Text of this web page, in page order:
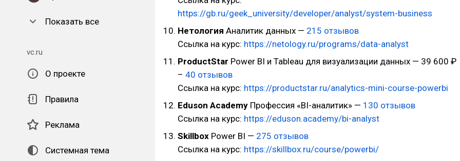
Показать все
vc.ru
О проекте
Правила
Реклама
Системная тема
https://gb.ru/geek_university/developer/analyst/system-business
Нетология Аналитик данных — 215 отзывов
Ссылка на курс: https://netology.ru/programs/data-analyst
ProductStar Power BI и Tableau для визуализации данных — 39 600 ₽
– 40 отзывов
Ссылка на курс: https://productstar.ru/analytics-mini-course-powerbi
Eduson Academy Профессия «BI-аналитик» — 130 отзывов
Ссылка на курс: https://eduson.academy/bi-analyst
Skillbox Power BI — 275 отзывов
Ссылка на курс: https://skillbox.ru/course/powerbi/